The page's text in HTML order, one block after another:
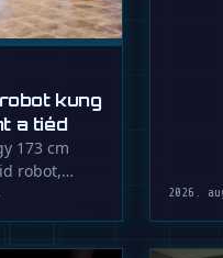
kung
a tiéd
173 cm
robot,
és
2026.